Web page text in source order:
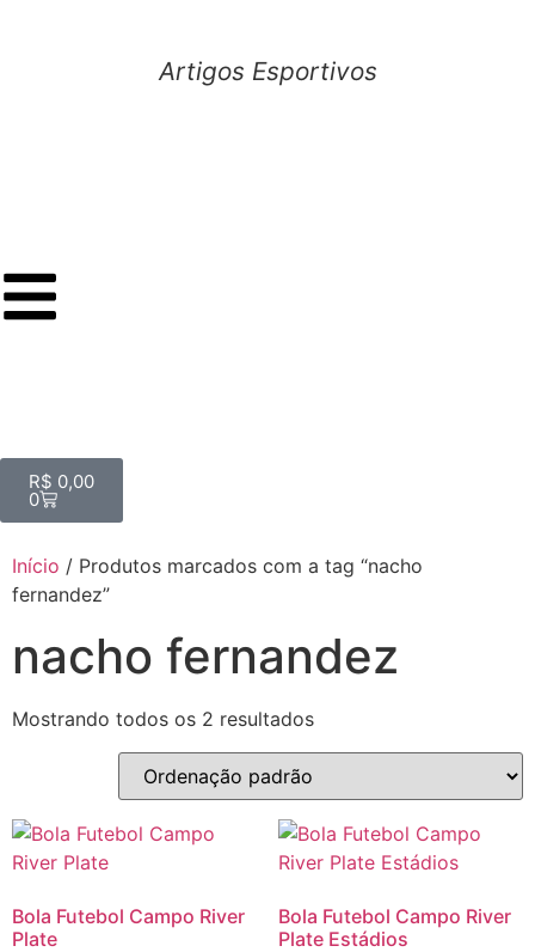
Artigos Esportivos
R$ 0,00
0
Início / Produtos marcados com a tag “nacho
fernandez”
nacho fernandez
Mostrando todos os 2 resultados
Bola Futebol Campo River
Plate
Bola Futebol Campo River
Plate Estádios